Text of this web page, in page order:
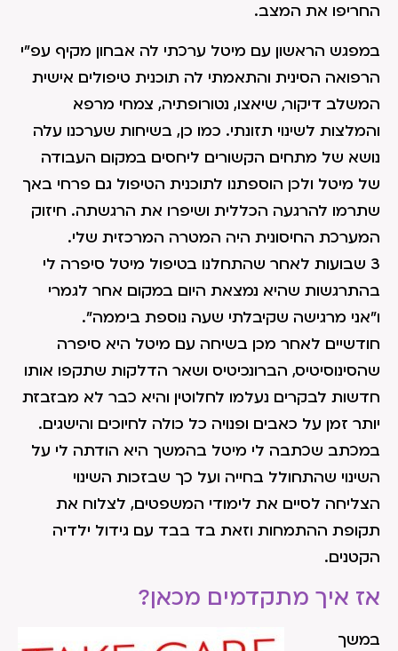
החריפו את המצב.
במפגש הראשון עם מיטל ערכתי לה אבחון מקיף עפ"י
הרפואה הסינית והתאמתי לה תוכנית טיפולים אישית
המשלב דיקור, שיאצו, נטורופתיה, צמחי מרפא
והמלצות לשינוי תזונתי. כמו כן, בשיחות שערכנו עלה
נושא של מתחים הקשורים ליחסים במקום העבודה
של מיטל ולכן הוספתנו לתוכנית הטיפול גם פרחי באך
שתרמו להרגעה הכללית ושיפרו את הרגשתה. חיזוק
המערכת החיסונית היה המטרה המרכזית שלי.
3 שבועות לאחר שהתחלנו בטיפול מיטל סיפרה לי
בהתרגשות שהיא נמצאת היום במקום אחר לגמרי
ו"אני מרגישה שקיבלתי שעה נוספת ביממה".
חודשיים לאחר מכן בשיחה עם מיטל היא סיפרה
שהסינוסיטיס, הברונכיטיס ושאר הדלקות שתקפו אותו
חדשות לבקרים נעלמו לחלוטין והיא כבר לא מבזבזת
יותר זמן על כאבים ופנויה כל כולה לחיוכים והישגים.
במכתב שכתבה לי מיטל בהמשך היא הודתה לי על
השינוי שהתחולל בחייה ועל כך שבזכות השינוי
הצליחה לסיים את לימודי המשפטים, לצלוח את
תקופת ההתמחות וזאת בד בבד עם גידול ילדיה
הקטנים.
אז איך מתקדמים מכאן?
במשך